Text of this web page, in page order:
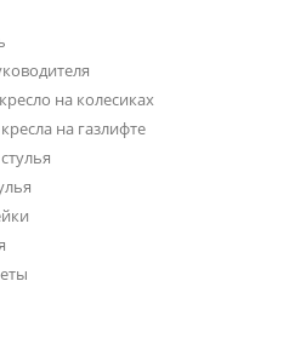
на колесиках
на газлифте